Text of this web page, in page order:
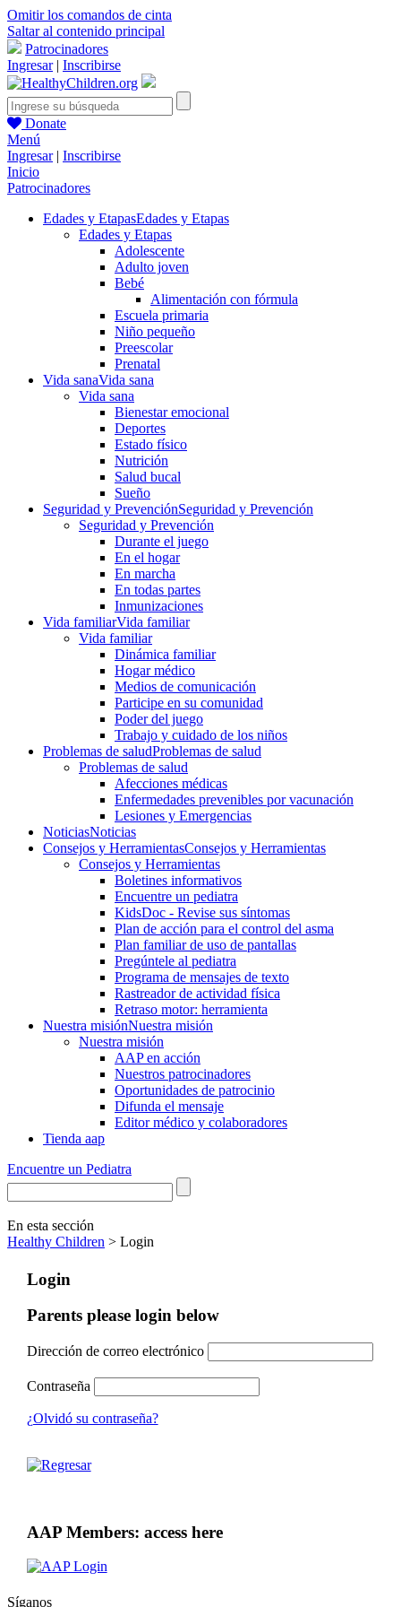
Omitir los comandos de cinta
Saltar al contenido principal
Patrocinadores
Ingresar| Inscribirse
Donate
Menú
Ingresar| Inscribirse
Inicio
Patrocinadores
Edades y EtapasEdades y Etapas
Edades y Etapas
Adolescente
Adulto joven
Bebé
Alimentación con fórmula
Escuela primaria
Niño pequeño
Preescolar
Prenatal
Vida sanaVida sana
Vida sana
Bienestar emocional
Deportes
Estado físico
Nutrición
Salud bucal
Sueño
Seguridad y PrevenciónSeguridad y Prevención
Seguridad y Prevención
Durante el juego
En el hogar
En marcha
En todas partes
Inmunizaciones
Vida familiarVida familiar
Vida familiar
Dinámica familiar
Hogar médico
Medios de comunicación
Participe en su comunidad
Poder del juego
Trabajo y cuidado de los niños
Problemas de saludProblemas de salud
Problemas de salud
Afecciones médicas
Enfermedades prevenibles por vacunación
Lesiones y Emergencias
NoticiasNoticias
Consejos y HerramientasConsejos y Herramientas
Consejos y Herramientas
Boletines informativos
Encuentre un pediatra
KidsDoc - Revise sus síntomas
Plan de acción para el control del asma
Plan familiar de uso de pantallas
Pregúntele al pediatra
Programa de mensajes de texto
Rastre​​ador de activida​d física
Retraso motor: herramienta
Nuestra misiónNuestra misión
Nuestra misión
AAP en acción
Nuestros patrocinadores
Oportunidades de patrocinio
Difunda el mensaje
Editor médico y colaboradores
Tienda aap
Encuentre un Pediatra
En esta sección
Healthy Children > Login
Login
Parents please login below
Dirección de correo electrónico
Contraseña
¿Olvidó su contraseña?
AAP Members: access here
Síganos